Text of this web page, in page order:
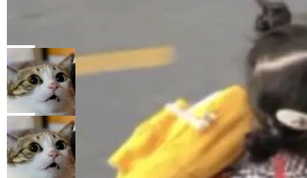
“启蒙老师”。 而今年，恰好是雷霄骅离世十周
年。FFmpeg 社区最终选择用一个大版本的名
字，留下了这份纪念。 雷霄骅曾是中国传媒大学
数字电视技术方向的博士生，长期从事视频、音
频技...
编写程序，目标是完成电商平台作者信息与商品
列表的数据匹配 —— 一项常规的数据处理任
务，最终却产生了 180 万美元的账单，实际支出
超出原定预算 860%。 更令人意外的是，该项目
最终并未成功落地，而高额算力消耗持续运行长
达 5 个月，公司直到财务对账时才察觉异常。这
意味着一个无人看管的 AI 程序，在近半年时间
里日夜不停地"烧钱"。 复盘显示，...
e CEO Clément Delangue 在 CNBC 的采访里
没有拐弯抹角。他说中国正在赢得 AI 竞赛，而
且按目前的速度，中国 AI 工具预计在今年底或
2027 年就能追上美国前沿实验室的水平。 Dela
ngue 把原因归结为一件事：开放协作。中国的
AI 开发者在一个共享和协作的生态里加速迭代，
而美国模型厂商在"闭门造车"。他的原话是 "buil
ding in silos"——各自为战，互不通气。 这个判
局
当 AI agent 把源码变成了最好的扩展系
统，开发者工具必须开源
五年前，David Crawshaw 问过很多软件工程师
一个问题：你写过什么给自己用的程序？答案几
乎都是没有。工程师们整天用别人写的程序写程
序给别人用。偶尔有人自己写个博客系统、智能
家居控制、家庭实验室，都算稀奇事。 Crawsh
局
DeepSeek Harness 宣布内测邀请，全
网最大规模开源 Agent 路演现场诞生
一条内测招募帖，发出去的时候大概没人想到它